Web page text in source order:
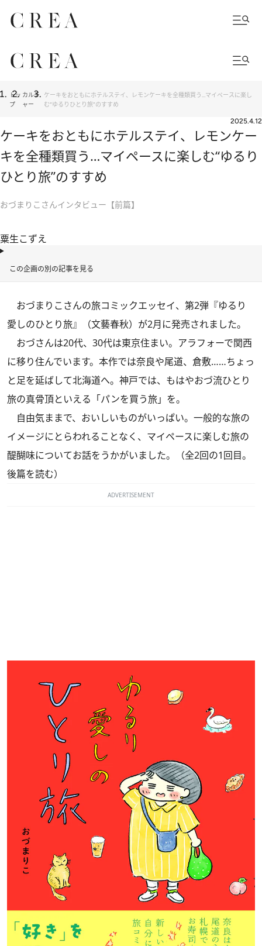
トッ
プ
カルチ
ャー
ケーキをおともにホテルステイ、レモンケーキを全種類買う…マイペースに楽し
む“ゆるりひとり旅”のすすめ
2025.4.12
ケーキをおともにホテルステイ、レモンケー
キを全種類買う…マイペースに楽しむ“ゆるり
ひとり旅”のすすめ
おづまりこさんインタビュー【前篇】
粟生こずえ
この企画の別の記事を見る
おづまりこさんの旅コミックエッセイ、第2弾『ゆるり
愛しのひとり旅』（文藝春秋）が2月に発売されました。
おづさんは20代、30代は東京住まい。アラフォーで関西
に移り住んでいます。本作では奈良や尾道、倉敷……ちょっ
と足を延ばして北海道へ。神戸では、もはやおづ流ひとり
旅の真骨頂といえる「パンを買う旅」を。
自由気ままで、おいしいものがいっぱい。一般的な旅の
イメージにとらわれることなく、マイペースに楽しむ旅の
醍醐味についてお話をうかがいました。（全2回の1回目。
後篇を読む）
ADVERTISEMENT